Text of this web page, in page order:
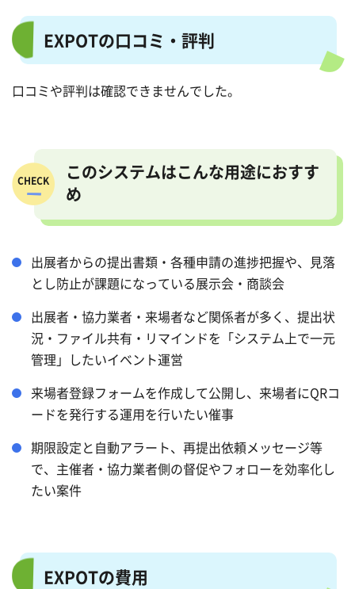
EXPOTの口コミ・評判
口コミや評判は確認できませんでした。
このシステムはこんな用途におすす
め
出展者からの提出書類・各種申請の進捗把握や、見落
とし防止が課題になっている展示会・商談会
出展者・協力業者・来場者など関係者が多く、提出状
況・ファイル共有・リマインドを「システム上で一元
管理」したいイベント運営
来場者登録フォームを作成して公開し、来場者にQRコ
ードを発行する運用を行いたい催事
期限設定と自動アラート、再提出依頼メッセージ等
で、主催者・協力業者側の督促やフォローを効率化し
たい案件
EXPOTの費用